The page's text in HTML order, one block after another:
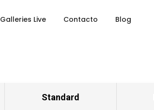
Galleries Live Contacto Blog
Standard